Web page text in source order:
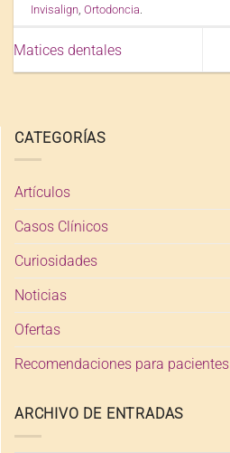
Invisalign ,Ortodoncia
Matices dentales
CATEGORÍAS
Artículos
Casos Clínicos
Curiosidades
Noticias
Ofertas
Recomendaciones para pacientes
ARCHIVO DE ENTRADAS